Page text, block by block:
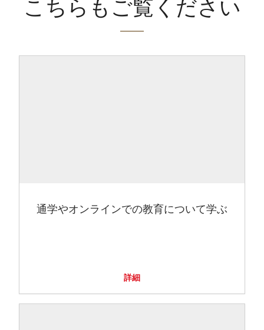
こちらもご覧ください
通学やオンラインでの教育について学ぶ
詳細